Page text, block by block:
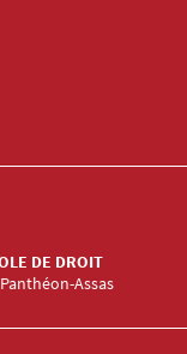
Assas
DE DROIT